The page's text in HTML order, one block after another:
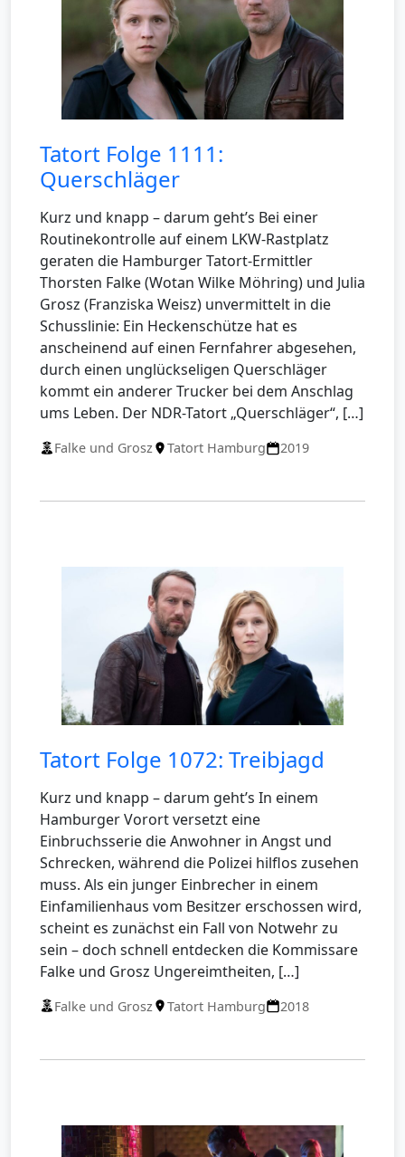
Tatort Folge 1111:
Querschläger
Kurz und knapp – darum geht’s Bei einer
Routinekontrolle auf einem LKW-Rastplatz
geraten die Hamburger Tatort-Ermittler
Thorsten Falke (Wotan Wilke Möhring) und Julia
Grosz (Franziska Weisz) unvermittelt in die
Schusslinie: Ein Heckenschütze hat es
anscheinend auf einen Fernfahrer abgesehen,
durch einen unglückseligen Querschläger
kommt ein anderer Trucker bei dem Anschlag
ums Leben. Der NDR-Tatort „Querschläger“, […]
Falke und Grosz Tatort Hamburg 2019
Tatort Folge 1072: Treibjagd
Kurz und knapp – darum geht’s In einem
Hamburger Vorort versetzt eine
Einbruchsserie die Anwohner in Angst und
Schrecken, während die Polizei hilflos zusehen
muss. Als ein junger Einbrecher in einem
Einfamilienhaus vom Besitzer erschossen wird,
scheint es zunächst ein Fall von Notwehr zu
sein – doch schnell entdecken die Kommissare
Falke und Grosz Ungereimtheiten, […]
Falke und Grosz Tatort Hamburg 2018